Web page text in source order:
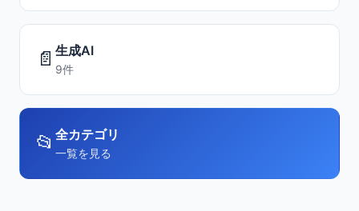
📄 生成AI
9件
📂 全カテゴリ
一覧を見る